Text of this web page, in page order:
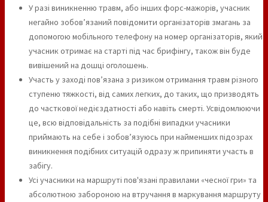
У разі виникненню травм, або інших форс-мажорів, учасник
негайно зобов’язаний повідомити організаторів змагань за
допомогою мобільного телефону на номер організаторів, який
учасник отримає на старті під час брифінгу, також він буде
вивішений на дошці оголошень.
Участь у заході пов’язана з ризиком отримання травм різного
ступеню тяжкості, від самих легких, до таких, що призводять
до часткової недієздатності або навіть смерті. Усвідомлюючи
це, всю відповідальність за подібні випадки учасники
приймають на себе і зобов’язуюсь при найменших підозрах
виникнення подібних ситуацій одразу ж припиняти участь в
забігу.
Усі учасники на маршруті пов'язані правилами «чесної гри» та
абсолютною забороною на втручання в маркування маршруту